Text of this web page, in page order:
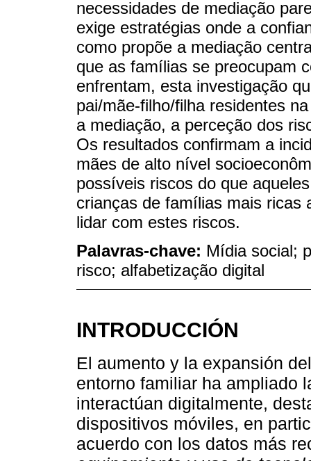
necessidades de mediação
exige estratégias onde a
como propõe a mediação
que as famílias se preocupam
enfrentam, esta investigação
pai/mãe-filho/filha residentes
a mediação, a perceção dos
Os resultados confirmam a
mães de alto nível
possíveis riscos do que
crianças de famílias mais ricas
lidar com estes riscos.
Palavras-chave: Mídia social;
risco; alfabetização digital
INTRODUCCIÓN
El aumento y la expansión
entorno familiar ha ampliado
interactúan digitalmente,
dispositivos móviles, en
acuerdo con los datos más